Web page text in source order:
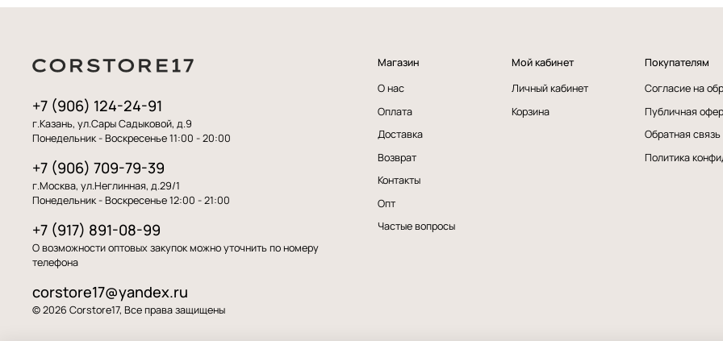
Магазин
О нас
Оплата
Доставка
Возврат
Контакты
Опт
Частые вопросы
Мой кабинет
Личный кабинет
Корзина
Покупателям
Согласие на
Публичная
Обратная связь
Политика
+7 (906) 124-24-91
г.Казань, ул.Сары Садыковой, д.9
Понедельник - Воскресенье 11:00 - 20:00
+7 (906) 709-79-39
г.Москва, ул.Неглинная, д.29/1
Понедельник - Воскресенье 12:00 - 21:00
+7 (917) 891-08-99
О возможности оптовых закупок можно уточнить по номеру
телефона
corstore17@yandex.ru
© 2026 Corstore17, Все права защищены